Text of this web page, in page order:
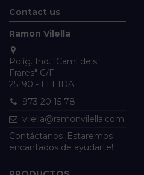
Contact us
Ramon Vilella
Políg. Ind. "Camí dels
Frares" C/F
25190 - LLEIDA
973 20 15 78
vilella@ramonvilella.com
Contáctanos ¡Estaremos
encantados de ayudarte!